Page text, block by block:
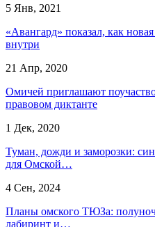
5 Янв, 2021
«Авангард» показал, как
внутри
21 Апр, 2020
Омичей приглашают
правовом диктанте
1 Дек, 2020
Туман, дожди и заморозки:
для Омской…
4 Сен, 2024
Планы омского ТЮЗа:
лабиринт и…